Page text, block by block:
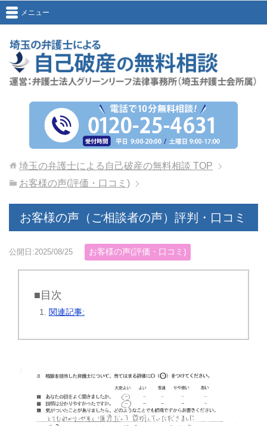
メニュー
埼玉の弁護士による自己破産の無料相談 TOP
お客様の声(評価・口コミ)
お客様の声（ご相談者の声）評判・口コミ
公開日:2025/08/25 お客様の声(評価・口コミ)
■目次
関連記事: